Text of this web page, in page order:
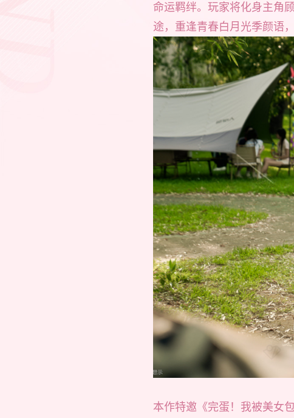
命运羁绊。玩家将化身主角
途，重逢青春白月光季颜语
本作特邀《完蛋！我被美女